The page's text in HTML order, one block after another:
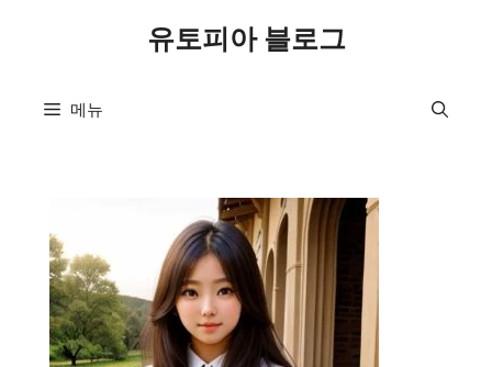
유토피아 블로그
메뉴